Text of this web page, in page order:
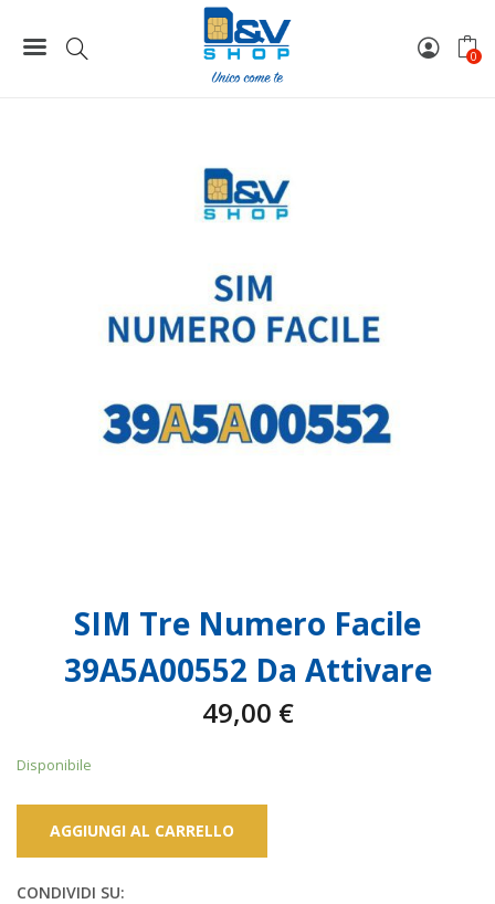
0
SIM Tre Numero Facile 39A5A00552 Da Attivare
SIM Tre Numero Facile
39A5A00552 Da Attivare
49,00 €
Disponibile
AGGIUNGI AL CARRELLO
CONDIVIDI SU: